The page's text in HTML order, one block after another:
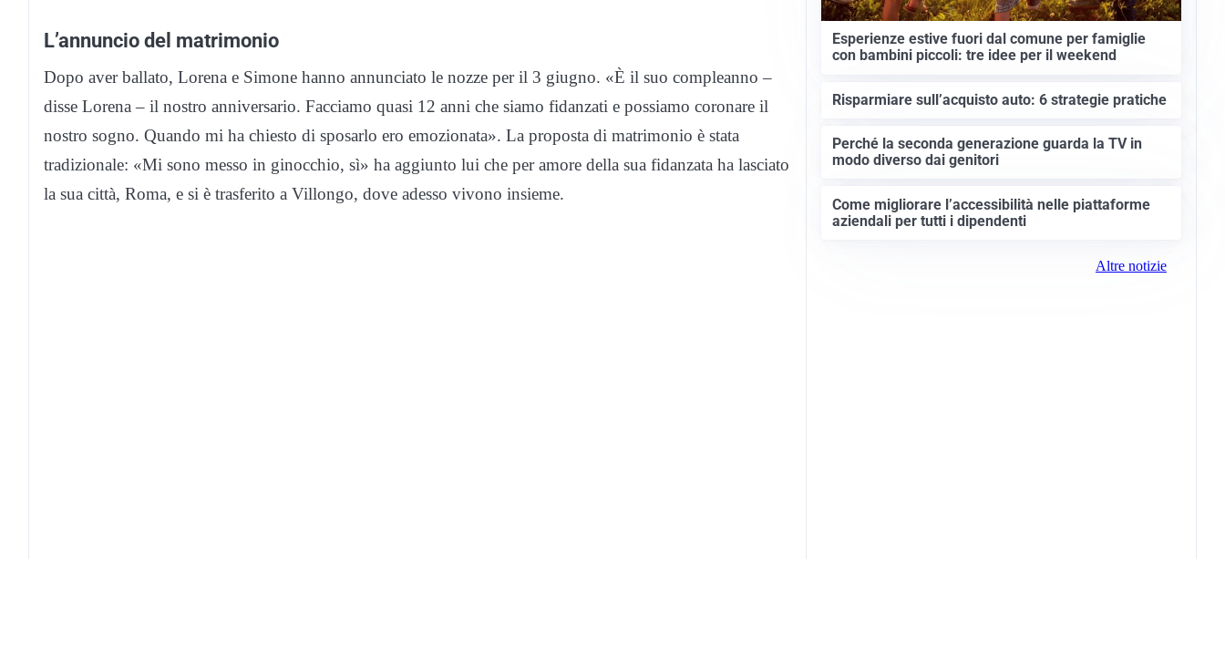
L’annuncio del matrimonio
Dopo aver ballato, Lorena e Simone hanno annunciato le nozze per il 3 giugno. «È il suo compleanno –
disse Lorena – il nostro anniversario. Facciamo quasi 12 anni che siamo fidanzati e possiamo coronare il
nostro sogno. Quando mi ha chiesto di sposarlo ero emozionata». La proposta di matrimonio è stata
tradizionale: «Mi sono messo in ginocchio, sì» ha aggiunto lui che per amore della sua fidanzata ha lasciato
la sua città, Roma, e si è trasferito a Villongo, dove adesso vivono insieme.
Esperienze estive fuori dal comune per famiglie
con bambini piccoli: tre idee per il weekend
Risparmiare sull’acquisto auto: 6 strategie pratiche
Perché la seconda generazione guarda la TV in
modo diverso dai genitori
Come migliorare l’accessibilità nelle piattaforme
aziendali per tutti i dipendenti
Altre notizie